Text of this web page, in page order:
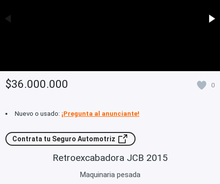
$36.000.000 0
Nuevo o usado: ¡Pregunta al anunciante!
Contrata tu Seguro Automotriz
Retroexcabadora JCB 2015
Maquinaria pesada